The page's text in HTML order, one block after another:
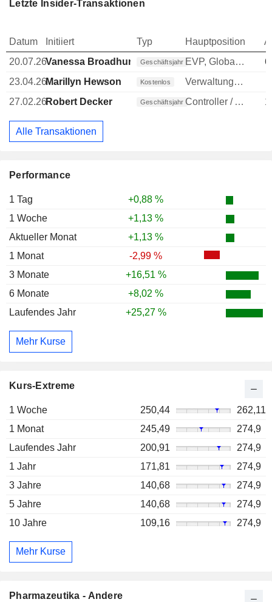
Performance
1 Tag
+0,88 %
1 Woche
+1,13 %
Aktueller Monat
+1,13 %
1 Monat
-2,99 %
3 Monate
+16,51 %
6 Monate
+8,02 %
Laufendes Jahr
+25,27 %
Mehr Kurse
Kurs-Extreme
1 Woche 250,44
262,11
1 Monat
245,49
274,9
Laufendes Jahr
200,91
274,9
1 Jahr
171,81
274,9
3 Jahre
140,68
274,9
5 Jahre
140,68
274,9
10 Jahre
109,16 274,9
Mehr Kurse
Letzte Insider-Transaktionen
Datum Initiiert Typ Hauptposition
20.07.26Vanessa Broadhurst Geschäftsjahr EVP, Global Corp Affairs
23.04.26Marillyn Hewson Kostenlos
Verwaltungsratsmitglied
27.02.26Robert Decker Geschäftsjahr Controller / Auditor
Alle Transaktionen
Pharmazeutika - Andere